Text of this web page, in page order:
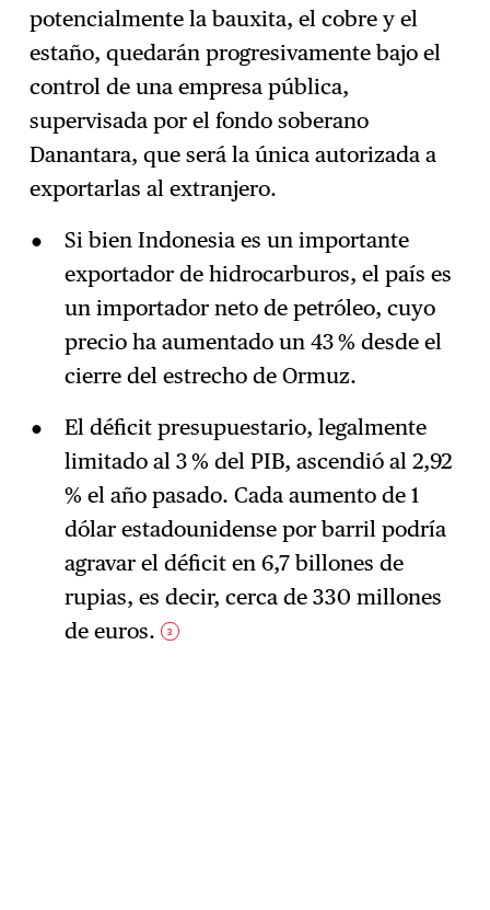
potencialmente la bauxita, el cobre y el
estaño, quedarán progresivamente bajo el
control de una empresa pública,
supervisada por el fondo soberano
Danantara, que será la única autorizada a
exportarlas al extranjero.
Si bien Indonesia es un importante
exportador de hidrocarburos, el país es
un importador neto de petróleo, cuyo
precio ha aumentado un 43 % desde el
cierre del estrecho de Ormuz.
El déficit presupuestario, legalmente
limitado al 3 % del PIB, ascendió al 2,92
% el año pasado. Cada aumento de 1
dólar estadounidense por barril podría
agravar el déficit en 6,7 billones de
rupias, es decir, cerca de 330 millones
de euros.
3